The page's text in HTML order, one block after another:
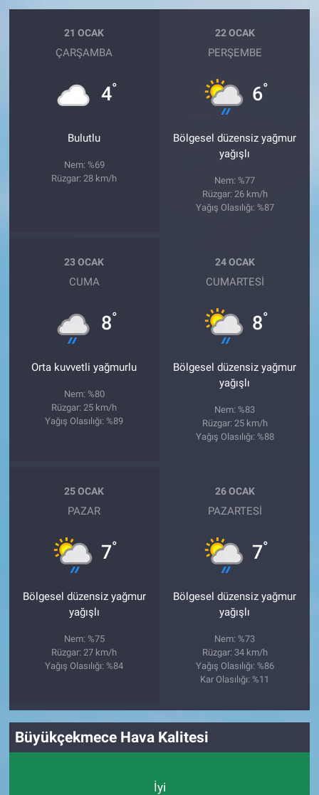
21 OCAK
ÇARŞAMBA
4°
Bulutlu
Nem: %69
Rüzgar: 28 km/h
22 OCAK
PERŞEMBE
6°
Bölgesel düzensiz yağmur
yağışlı
Nem: %77
Rüzgar: 26 km/h
Yağış Olasılığı: %87
23 OCAK
CUMA
8°
Orta kuvvetli yağmurlu
Nem: %80
Rüzgar: 25 km/h
Yağış Olasılığı: %89
24 OCAK
CUMARTESI
8°
Bölgesel düzensiz yağmur
yağışlı
Nem: %83
Rüzgar: 25 km/h
Yağış Olasılığı: %88
25 OCAK
PAZAR
7°
Bölgesel düzensiz yağmur
yağışlı
Nem: %75
Rüzgar: 27 km/h
Yağış Olasılığı: %84
26 OCAK
PAZARTESI
7°
Bölgesel düzensiz yağmur
yağışlı
Nem: %73
Rüzgar: 34 km/h
Yağış Olasılığı: %86
Kar Olasılığı: %11
Büyükçekmece Hava Kalitesi
İyi